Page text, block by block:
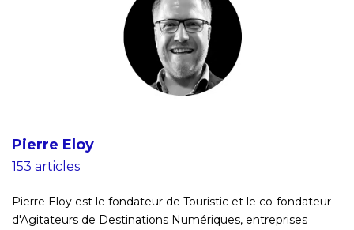
Pierre Eloy
153 articles
Pierre Eloy est le fondateur de Touristic et le co-fondateur
d'Agitateurs de Destinations Numériques, entreprises